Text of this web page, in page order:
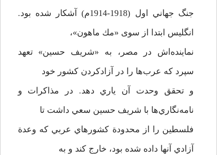
جنگ جهاني اول (1918-1914م) آشكار شده بود.
انگليس ابتدا از سوی «مك ماهون»،
نماينده‌اش در مصر، به «شريف حسين» تعهد
سپرد كه عرب‌ها را در آزاد‌كردن كشور خود
و تحقق وحدت آن ياري دهد. در مذاكرات و
نامه‌نگاري‌ها با شريف حسين سعي داشت تا
فلسطين را از محدودة كشورهاي عربي كه وعدة
آزادي آنها داده شده بود، خارج كند و به